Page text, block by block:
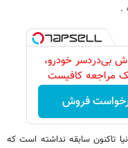
.
بی‌دردسر خودرو،
مراجعه کافیست
فروش
تاکنون سابقه نداشته است که